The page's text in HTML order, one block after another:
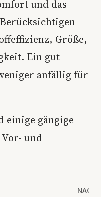
und das
Größe,
Ein gut
anfällig für
einige gängige
und